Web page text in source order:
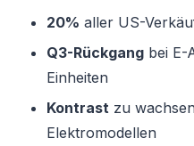
20% aller US-
Q3-Rückgang bei E-
Einheiten
Kontrast zu
Elektromodellen